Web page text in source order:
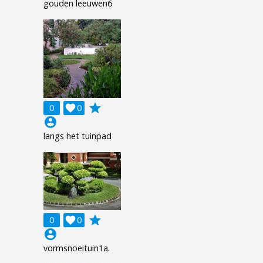
gouden leeuwen6
0 0

grade
account_circle
langs het tuinpad
0 0

grade
account_circle
vormsnoeituin1a.